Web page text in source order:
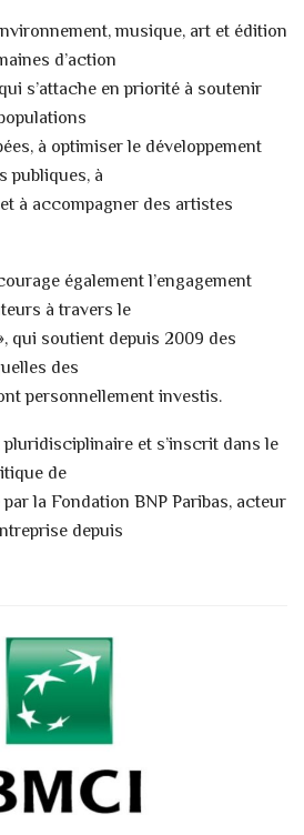
musique, art et édition
d’action
s’attache en priorité à soutenir
à optimiser le développement
publiques, à
à accompagner des artistes
également l’engagement
à travers le
qui soutient depuis 2009 des
des
personnellement investis.
et s’inscrit dans le
de
la Fondation BNP Paribas, acteur
depuis